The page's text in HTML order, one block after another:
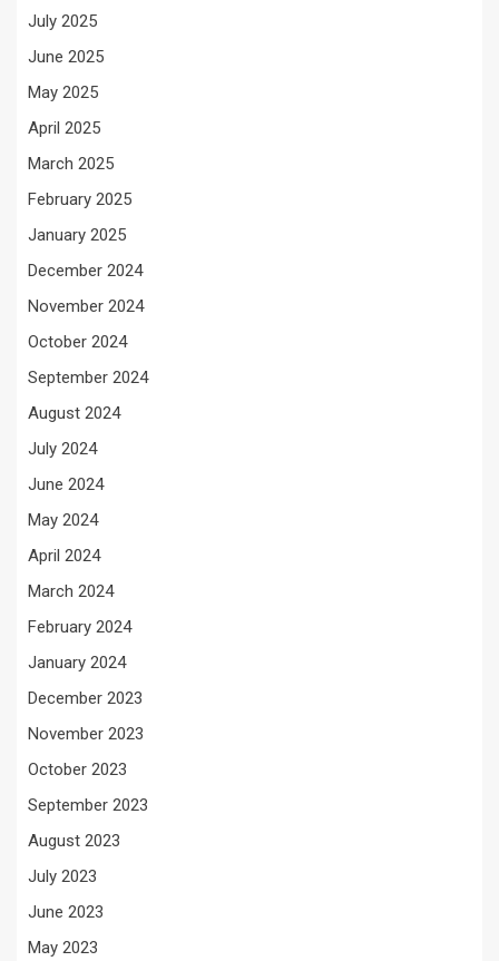
July 2025
June 2025
May 2025
April 2025
March 2025
February 2025
January 2025
December 2024
November 2024
October 2024
September 2024
August 2024
July 2024
June 2024
May 2024
April 2024
March 2024
February 2024
January 2024
December 2023
November 2023
October 2023
September 2023
August 2023
July 2023
June 2023
May 2023